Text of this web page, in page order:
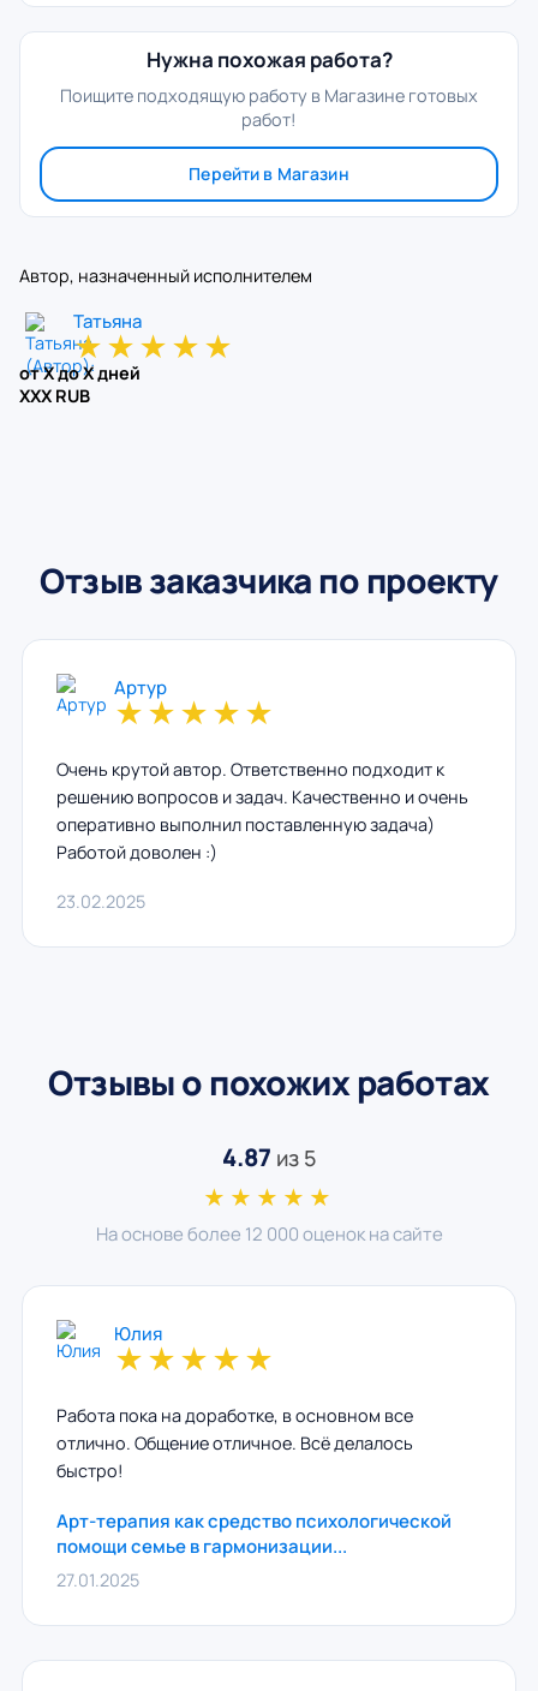
Нужна похожая работа?
Поищите подходящую работу в Магазине готовых
работ!
Перейти в Магазин
Автор, назначенный исполнителем
Татьяна
★★★★★
от X до X дней
XXX RUB
Отзыв заказчика по проекту
Артур
★★★★★
Очень крутой автор. Ответственно подходит к
решению вопросов и задач. Качественно и очень
оперативно выполнил поставленную задача)
Работой доволен :)
23.02.2025
Отзывы о похожих работах
4.87 из 5
★★★★★
На основе более 12 000 оценок на сайте
Юлия
★★★★★
Работа пока на доработке, в основном все
отлично. Общение отличное. Всё делалось
быстро!
Арт-терапия как средство психологической
помощи семье в гармонизации...
27.01.2025